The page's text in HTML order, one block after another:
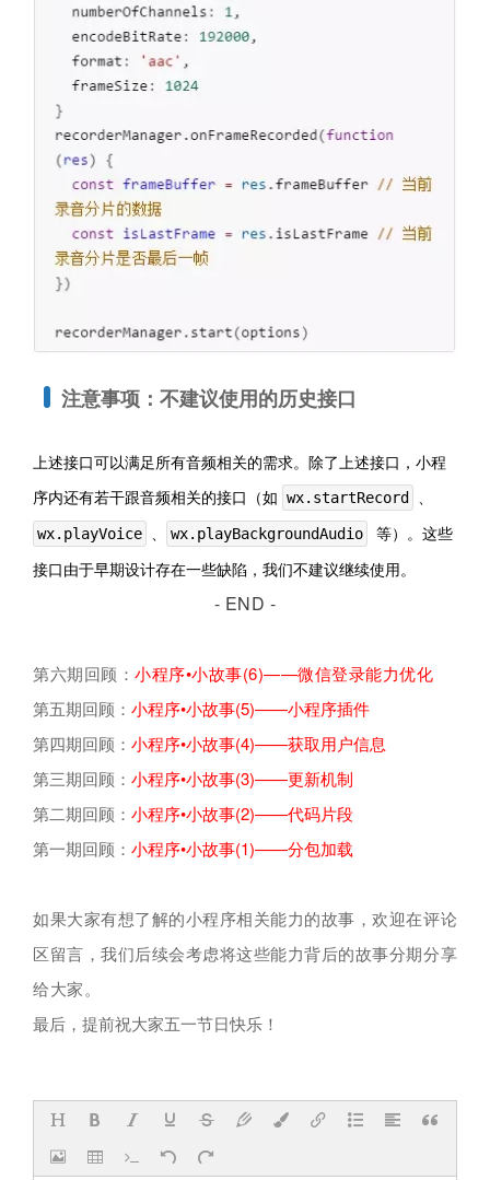
注意事项：不建议使用的历史接口
上述接口可以满足所有音频相关的需求。除了上述接口，小程
序内还有若干跟音频相关的接口（如 wx.startRecord
wx.playVoice wx.playBackgroundAudio
等）。这些
接口由于早期设计存在一些缺陷，我们不建议继续使用。
- END -
第六期回顾： 小程序•小故事(6)——微信登录能力优化
第五期回顾： 小程序•小故事(5)——小程序插件
第四期回顾： 小程序•小故事(4)——获取用户信息
第三期回顾： 小程序•小故事(3)——更新机制
第二期回顾： 小程序•小故事(2)——代码片段
第一期回顾： 小程序•小故事(1)——分包加载
如果大家有想了解的小程序相关能力的故事，欢迎在评论
区留言，我们后续会考虑将这些能力背后的故事分期分享
给大家。
最后，提前祝大家五一节日快乐！